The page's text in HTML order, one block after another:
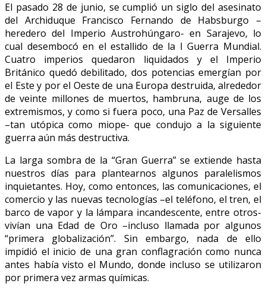
El pasado 28 de junio, se cumplió un siglo del asesinato
del Archiduque Francisco Fernando de Habsburgo –
heredero del Imperio Austrohúngaro- en Sarajevo, lo
cual desembocó en el estallido de la I Guerra Mundial.
Cuatro imperios quedaron liquidados y el Imperio
Británico quedó debilitado, dos potencias emergían por
el Este y por el Oeste de una Europa destruida, alrededor
de veinte millones de muertos, hambruna, auge de los
extremismos, y como si fuera poco, una Paz de Versalles
–tan utópica como miope- que condujo a la siguiente
guerra aún más destructiva.
La larga sombra de la “Gran Guerra” se extiende hasta
nuestros días para plantearnos algunos paralelismos
inquietantes. Hoy, como entonces, las comunicaciones, el
comercio y las nuevas tecnologías –el teléfono, el tren, el
barco de vapor y la lámpara incandescente, entre otros-
vivían una Edad de Oro –incluso llamada por algunos
“primera globalización”. Sin embargo, nada de ello
impidió el inicio de una gran conflagración como nunca
antes había visto el Mundo, donde incluso se utilizaron
por primera vez armas químicas.